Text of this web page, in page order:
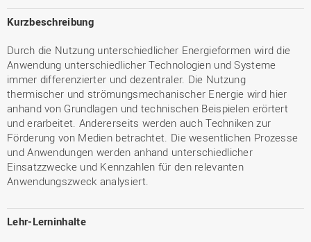
Kurzbeschreibung
Durch die Nutzung unterschiedlicher Energieformen wird die
Anwendung unterschiedlicher Technologien und Systeme
immer differenzierter und dezentraler. Die Nutzung
thermischer und strömungsmechanischer Energie wird hier
anhand von Grundlagen und technischen Beispielen erörtert
und erarbeitet. Andererseits werden auch Techniken zur
Förderung von Medien betrachtet. Die wesentlichen Prozesse
und Anwendungen werden anhand unterschiedlicher
Einsatzzwecke und Kennzahlen für den relevanten
Anwendungszweck analysiert.
Lehr-Lerninhalte